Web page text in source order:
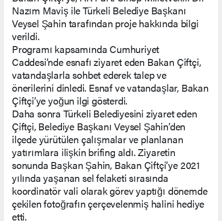
Nazım Maviş ile Türkeli Belediye Başkanı
Veysel Şahin tarafından proje hakkında bilgi
verildi.
Programı kapsamında Cumhuriyet
Caddesi’nde esnafı ziyaret eden Bakan Çiftçi,
vatandaşlarla sohbet ederek talep ve
önerilerini dinledi. Esnaf ve vatandaşlar, Bakan
Çiftçi’ye yoğun ilgi gösterdi.
Daha sonra Türkeli Belediyesini ziyaret eden
Çiftçi, Belediye Başkanı Veysel Şahin’den
ilçede yürütülen çalışmalar ve planlanan
yatırımlara ilişkin brifing aldı. Ziyaretin
sonunda Başkan Şahin, Bakan Çiftçi’ye 2021
yılında yaşanan sel felaketi sırasında
koordinatör vali olarak görev yaptığı dönemde
çekilen fotoğrafın çerçevelenmiş halini hediye
etti.